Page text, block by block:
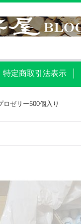
特定商取引法表示
ゼリー500個入り